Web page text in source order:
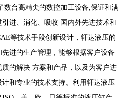
数台高精尖的数控加工设备,保证和满
进、消化、吸收 国内外先进技术和
等技术手段创新设计，轩达液压的
进的生产管理，能够根据客户设备
的解决 方案和产品，以及为客户进
和专业的技术支持。利用轩达液压